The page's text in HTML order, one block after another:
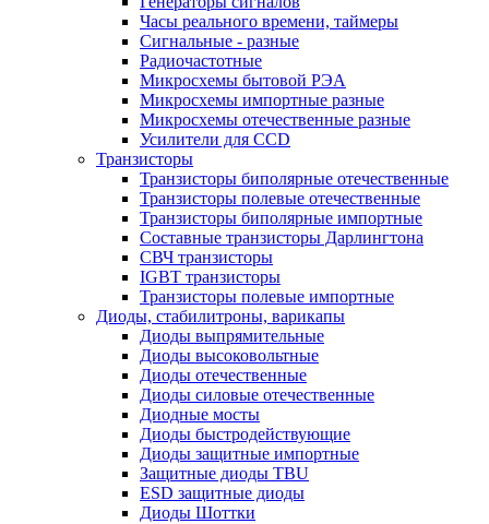
Часы реального времени, таймеры
Сигнальные - разные
Радиочастотные
Микросхемы бытовой РЭА
Микросхемы импортные разные
Микросхемы отечественные разные
Усилители для CCD
Транзисторы
Транзисторы биполярные отечественные
Транзисторы полевые отечественные
Транзисторы биполярные импортные
Составные транзисторы Дарлингтона
СВЧ транзисторы
IGBT транзисторы
Транзисторы полевые импортные
Диоды, стабилитроны, варикапы
Диоды выпрямительные
Диоды высоковольтные
Диоды отечественные
Диоды силовые отечественные
Диодные мосты
Диоды быстродействующие
Диоды защитные импортные
Защитные диоды TBU
ESD защитные диоды
Диоды Шоттки